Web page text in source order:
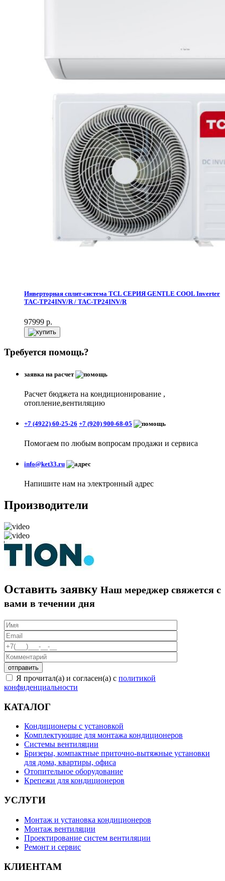
Инверторная сплит-система TCL СЕРИЯ GENTLE COOL Inverter
TAC-TP24INV/R / TAC-TP24INV/R
97999 р.
Требуется помощь?
заявка на расчет
Расчет бюджета на кондиционирование ,
отопление,вентиляцию
+7 (4922) 60-25-26 +7 (920) 900-68-05
Помогаем по любым вопросам продажи и сервиса
info@ket33.ru
Напишите нам на электронный адрес
Производители
Оставить заявку Наш мереджер свяжется с
вами в течении дня
Я прочитал(а) и согласен(а) с политикой
конфиденциальности
КАТАЛОГ
Кондиционеры с установкой
Комплектующие для монтажа кондиционеров
Системы вентиляции
Бризеры, компактные приточно-вытяжные установки
для дома, квартиры, офиса
Отопительное оборудование
Крепежи для кондиционеров
УСЛУГИ
Монтаж и установка кондиционеров
Монтаж вентиляции
Проектирование систем вентиляции
Ремонт и сервис
КЛИЕНТАМ